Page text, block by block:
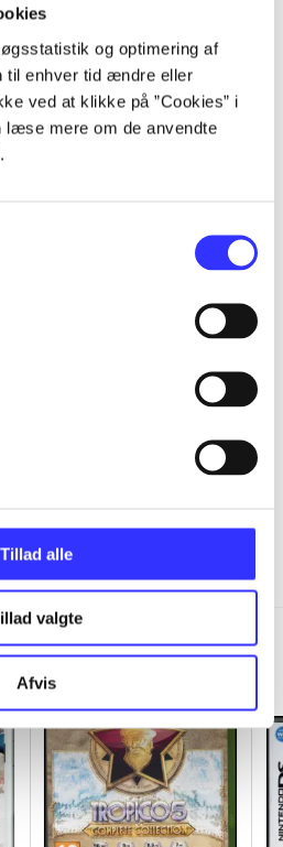
og optimering af
til enhver tid ændre eller
ved at klikke på ”Cookies” i
læse mere om de anvendte
Tillad alle
valgte
Afvis
fordelt på udgivelser